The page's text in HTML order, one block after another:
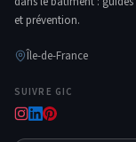
et prévention.
Île-de-France
SUIVRE GIC